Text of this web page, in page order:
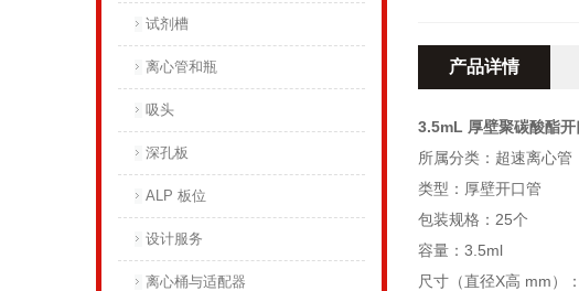
试剂槽
离心管和瓶
吸头
深孔板
ALP 板位
设计服务
离心桶与适配器
产品详情
3.5mL 厚壁聚碳酸酯开
所属分类：超速离心管
类型：厚壁开口管
包装规格：25个
容量：3.5ml
尺寸（直径X高 mm）